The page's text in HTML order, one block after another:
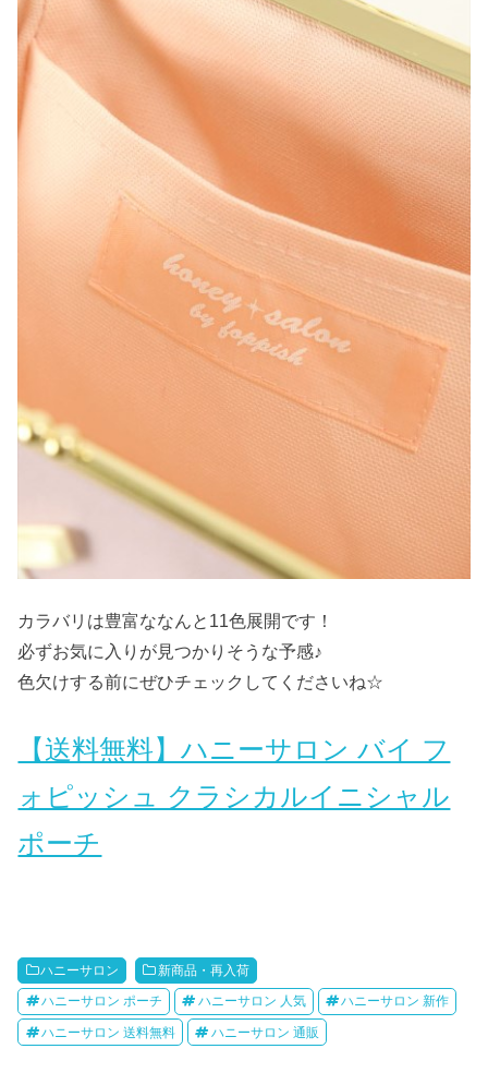
カラバリは豊富ななんと11色展開です！
必ずお気に入りが見つかりそうな予感♪
色欠けする前にぜひチェックしてくださいね☆
【送料無料】ハニーサロン バイ フ
ォピッシュ クラシカルイニシャル
ポーチ
ハニーサロン 新商品・再入荷
ハニーサロン ポーチ ハニーサロン 人気 ハニーサロン 新作
ハニーサロン 送料無料 ハニーサロン 通販